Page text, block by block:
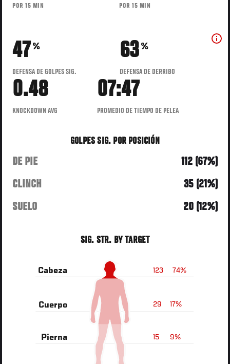
POR 15 MIN POR 15 MIN
47 %
DEFENSA DE GOLPES SIG.
63 %
DEFENSA DE DERRIBO
0.48
KNOCKDOWN AVG
07:47
PROMEDIO DE TIEMPO DE PELEA
GOLPES SIG. POR POSICIÓN
DE PIE
112 (67%)
CLINCH
35 (21%)
SUELO
20 (12%)
SIG. STR. BY TARGET
74%
123
Cabeza
17%
29
Cuerpo
9%
15
Pierna